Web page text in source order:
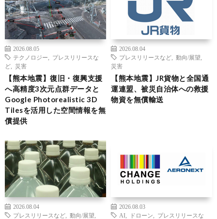
2026.08.05
テクノロジー
プレスリリースな
ど
災害
【熊本地震】復旧・復興支援
へ高精度3次元点群データと
Google Photorealistic 3D
Tilesを活用した空間情報を無
償提供
2026.08.04
プレスリリースなど
動向/展望
災害
【熊本地震】JR貨物と全国通
運連盟、被災自治体への救援
物資を無償輸送
2026.08.04
プレスリリースなど
動向/展望
2026.08.03
AI
ドローン
プレスリリースな